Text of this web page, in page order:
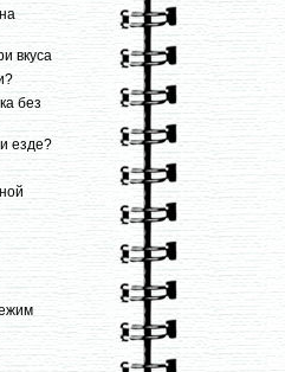
вкуса
без
езде?